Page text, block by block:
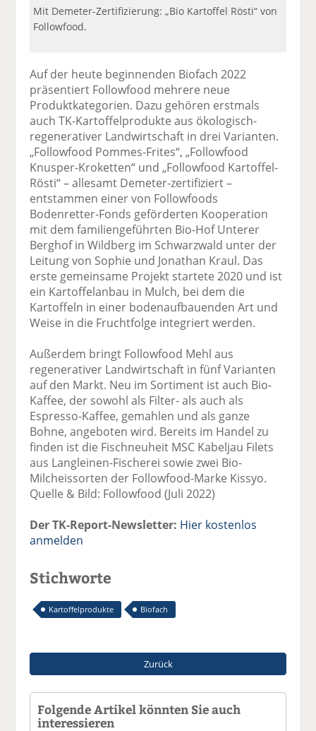
Mit Demeter-Zertifizierung: „Bio Kartoffel Rösti“ von
Followfood.
Auf der heute beginnenden Biofach 2022
präsentiert Followfood mehrere neue
Produktkategorien. Dazu gehören erstmals
auch TK-Kartoffelprodukte aus ökologisch-
regenerativer Landwirtschaft in drei Varianten.
„Followfood Pommes-Frites“, „Followfood
Knusper-Kroketten“ und „Followfood Kartoffel-
Rösti“ – allesamt Demeter-zertifiziert –
entstammen einer von Followfoods
Bodenretter-Fonds geförderten Kooperation
mit dem familiengeführten Bio-Hof Unterer
Berghof in Wildberg im Schwarzwald unter der
Leitung von Sophie und Jonathan Kraul. Das
erste gemeinsame Projekt startete 2020 und ist
ein Kartoffelanbau in Mulch, bei dem die
Kartoffeln in einer bodenaufbauenden Art und
Weise in die Fruchtfolge integriert werden.
Außerdem bringt Followfood Mehl aus
regenerativer Landwirtschaft in fünf Varianten
auf den Markt. Neu im Sortiment ist auch Bio-
Kaffee, der sowohl als Filter- als auch als
Espresso-Kaffee, gemahlen und als ganze
Bohne, angeboten wird. Bereits im Handel zu
finden ist die Fischneuheit MSC Kabeljau Filets
aus Langleinen-Fischerei sowie zwei Bio-
Milcheissorten der Followfood-Marke Kissyo.
Quelle & Bild: Followfood (Juli 2022)
Der TK-Report-Newsletter: Hier kostenlos
anmelden
Stichworte
Kartoffelprodukte Biofach
Zurück
Folgende Artikel könnten Sie auch
interessieren